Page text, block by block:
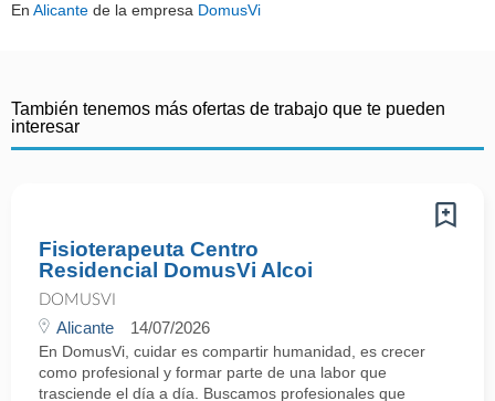
En Alicante de la empresa DomusVi
También tenemos más ofertas de trabajo que te pueden
interesar
Fisioterapeuta Centro
Residencial DomusVi Alcoi
DOMUSVI
Alicante 14/07/2026
En DomusVi, cuidar es compartir humanidad, es crecer
como profesional y formar parte de una labor que
trasciende el día a día. Buscamos profesionales que